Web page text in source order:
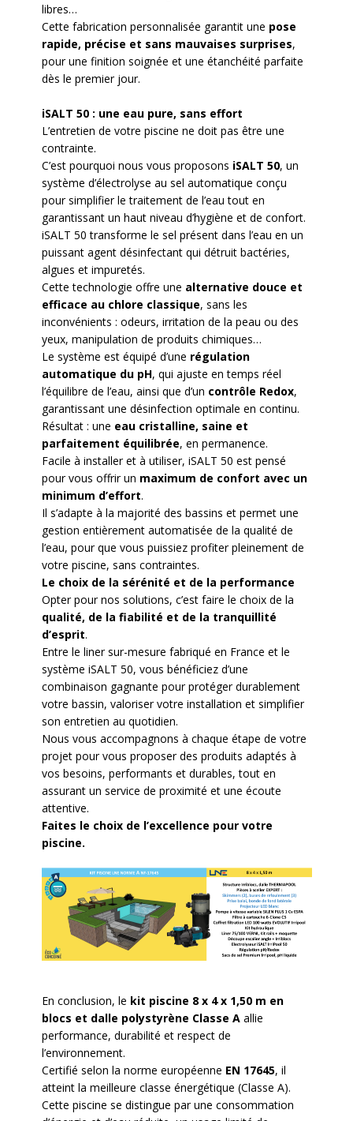
libres…
Cette fabrication personnalisée garantit une pose
rapide, précise et sans mauvaises surprises,
pour une finition soignée et une étanchéité parfaite
dès le premier jour.
iSALT 50 : une eau pure, sans effort
L’entretien de votre piscine ne doit pas être une
contrainte.
C’est pourquoi nous vous proposons iSALT 50, un
système d’électrolyse au sel automatique conçu
pour simplifier le traitement de l’eau tout en
garantissant un haut niveau d’hygiène et de confort.
iSALT 50 transforme le sel présent dans l’eau en un
puissant agent désinfectant qui détruit bactéries,
algues et impuretés.
Cette technologie offre une alternative douce et
efficace au chlore classique, sans les
inconvénients : odeurs, irritation de la peau ou des
yeux, manipulation de produits chimiques…
Le système est équipé d’une régulation
automatique du pH, qui ajuste en temps réel
l’équilibre de l’eau, ainsi que d’un contrôle Redox,
garantissant une désinfection optimale en continu.
Résultat : une eau cristalline, saine et
parfaitement équilibrée, en permanence.
Facile à installer et à utiliser, iSALT 50 est pensé
pour vous offrir un maximum de confort avec un
minimum d’effort.
Il s’adapte à la majorité des bassins et permet une
gestion entièrement automatisée de la qualité de
l’eau, pour que vous puissiez profiter pleinement de
votre piscine, sans contraintes.
Le choix de la sérénité et de la performance
Opter pour nos solutions, c’est faire le choix de la
qualité, de la fiabilité et de la tranquillité
d’esprit.
Entre le liner sur-mesure fabriqué en France et le
système iSALT 50, vous bénéficiez d’une
combinaison gagnante pour protéger durablement
votre bassin, valoriser votre installation et simplifier
son entretien au quotidien.
Nous vous accompagnons à chaque étape de votre
projet pour vous proposer des produits adaptés à
vos besoins, performants et durables, tout en
assurant un service de proximité et une écoute
attentive.
Faites le choix de l’excellence pour votre
piscine.
En conclusion, le kit piscine 8 x 4 x 1,50 m en
blocs et dalle polystyrène Classe Aallie
performance, durabilité et respect de
l’environnement.
Certifié selon la norme européenne EN 17645, il
atteint la meilleure classe énergétique (Classe A).
Cette piscine se distingue par une consommation